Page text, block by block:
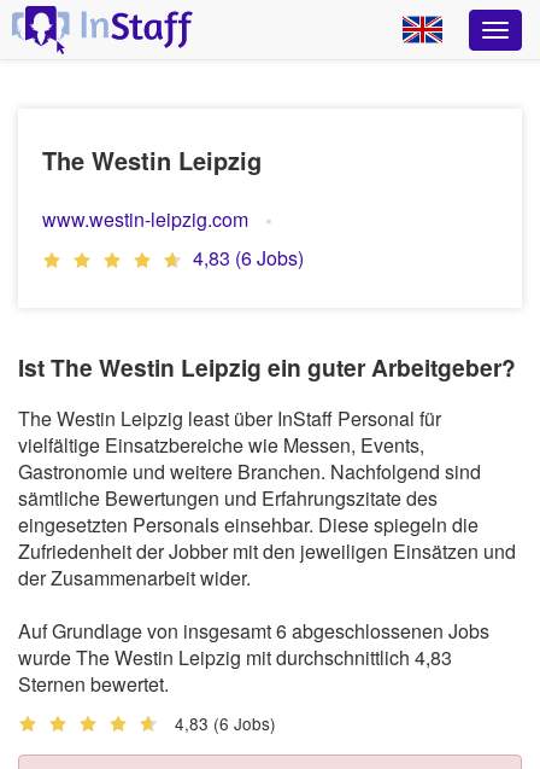
The Westin Leipzig
www.westin-leipzig.com
4,83 (6 Jobs)
Ist The Westin Leipzig ein guter Arbeitgeber?
The Westin Leipzig least über InStaff Personal für
vielfältige Einsatzbereiche wie Messen, Events,
Gastronomie und weitere Branchen. Nachfolgend sind
sämtliche Bewertungen und Erfahrungszitate des
eingesetzten Personals einsehbar. Diese spiegeln die
Zufriedenheit der Jobber mit den jeweiligen Einsätzen und
der Zusammenarbeit wider.
Auf Grundlage von insgesamt 6 abgeschlossenen Jobs
wurde The Westin Leipzig mit durchschnittlich 4,83
Sternen bewertet.
4,83 (6 Jobs)